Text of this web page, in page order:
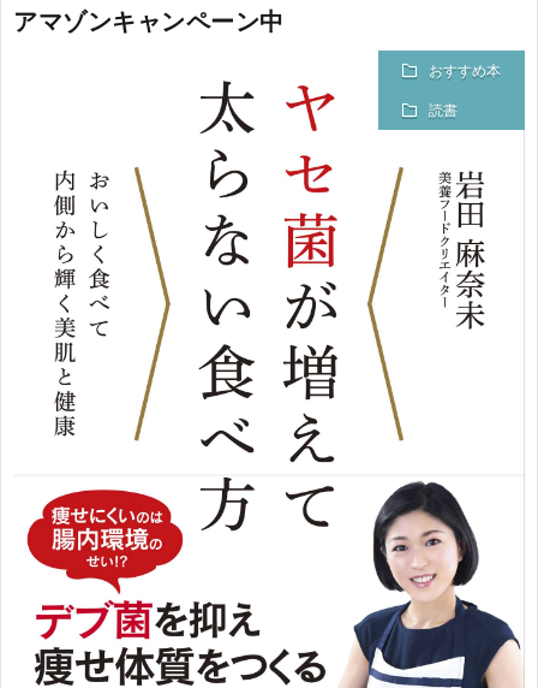
アマゾンキャンペーン中
おすすめ本
読書